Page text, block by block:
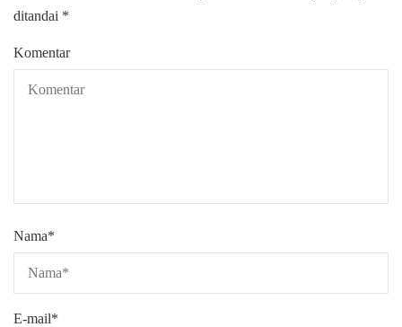
ditandai *
Komentar
Nama*
E-mail*